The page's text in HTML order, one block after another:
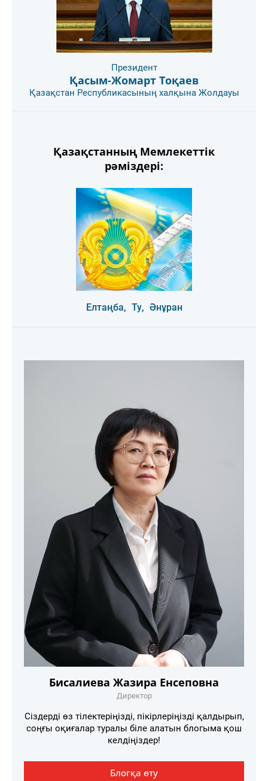
Президент
Қасым-Жомарт Тоқаев
Қазақстан Республикасының халқына Жолдауы
Қазақстанның Мемлекеттік
рәміздері:
Елтаңба, Ту, Әнұран
Бисалиева Жазира Енсеповна
Директор
Сіздерді өз тілектеріңізді, пікірлеріңізді қалдырып,
соңғы оқиғалар туралы біле алатын блогыма қош
келдіңіздер!
Блогқа өту